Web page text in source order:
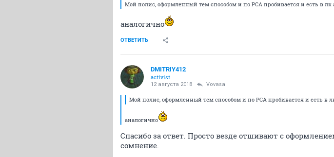
Мой полис, оформленный тем способом и по РСА пробивается и есть в лк
аналогично
ОТВЕТИТЬ
DMITRIY412
activist
12 августа 2018 Vovasa
Мой полис, оформленный тем способом и по РСА пробивается и есть в
аналогично
Спасибо за ответ. Просто везде отшивают с
сомнение.